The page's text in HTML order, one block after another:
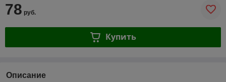
78 руб.
Купить
Описание